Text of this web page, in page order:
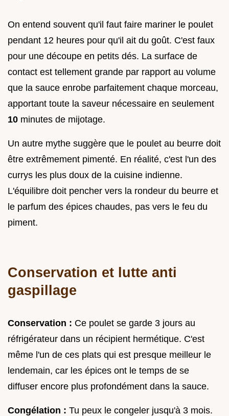
On entend souvent qu'il faut faire mariner le poulet
pendant 12 heures pour qu'il ait du goût. C'est faux
pour une découpe en petits dés. La surface de
contact est tellement grande par rapport au volume
que la sauce enrobe parfaitement chaque morceau,
apportant toute la saveur nécessaire en seulement
10 minutes de mijotage.
Un autre mythe suggère que le poulet au beurre doit
être extrêmement pimenté. En réalité, c'est l'un des
currys les plus doux de la cuisine indienne.
L'équilibre doit pencher vers la rondeur du beurre et
le parfum des épices chaudes, pas vers le feu du
piment.
Conservation et lutte anti
gaspillage
Conservation : Ce poulet se garde 3 jours au
réfrigérateur dans un récipient hermétique. C'est
même l'un de ces plats qui est presque meilleur le
lendemain, car les épices ont le temps de se
diffuser encore plus profondément dans la sauce.
Congélation : Tu peux le congeler jusqu'à 3 mois.